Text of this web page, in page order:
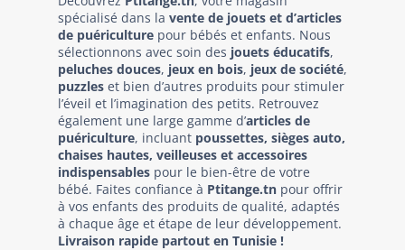
spécialisé dans la vente de jouets et d’articles
de puériculture pour bébés et enfants. Nous
sélectionnons avec soin des jouets éducatifs,
peluches douces, jeux en bois, jeux de société,
puzzles et bien d’autres produits pour stimuler
l’éveil et l’imagination des petits. Retrouvez
également une large gamme d’articles de
puériculture, incluant poussettes, sièges auto,
chaises hautes, veilleuses et accessoires
indispensables pour le bien-être de votre
bébé. Faites confiance à Ptitange.tn pour offrir
à vos enfants des produits de qualité, adaptés
à chaque âge et étape de leur développement.
Livraison rapide partout en Tunisie !